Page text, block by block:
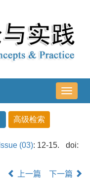
导
航
Issue (03): 12-15.
doi:
上一篇 下一篇